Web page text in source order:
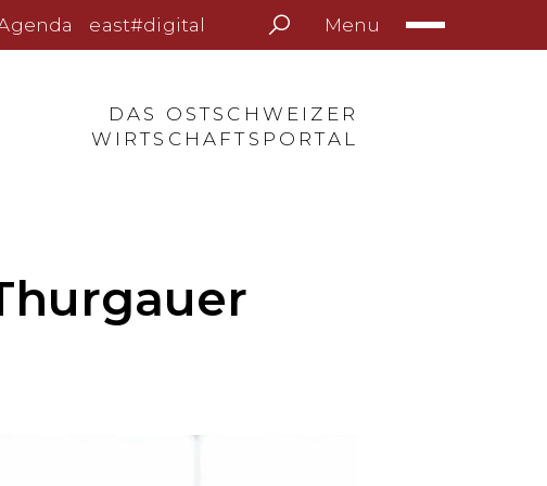
east#digital Menu
DAS OSTSCHWEIZER
WIRTSCHAFTSPORTAL